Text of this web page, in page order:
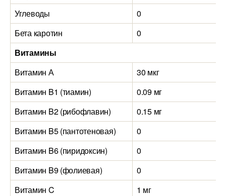
Углеводы
0
Бета каротин
0
Витамины
Витамин А
30 мкг
Витамин B1 (тиамин)
0.09 мг
Витамин B2 (рибофлавин)
0.15 мг
Витамин B5 (пантотеновая)
0
Витамин B6 (пиридоксин)
0
Витамин B9 (фолиевая)
0
Витамин C
1 мг